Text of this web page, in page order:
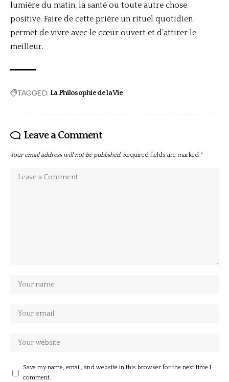
lumière du matin, la santé ou toute autre chose
positive. Faire de cette prière un rituel quotidien
permet de vivre avec le cœur ouvert et d’attirer le
meilleur.
TAGGED:La Philosophie de la Vie
Leave a Comment
Your email address will not be published. Required fields are marked *
Save my name, email, and website in this browser for the next time I
comment.